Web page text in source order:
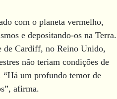
com o planeta vermelho,
e depositando-os na
de Cardiff, no Reino Unido,
não teriam condições de
um profundo temor de
afirma.